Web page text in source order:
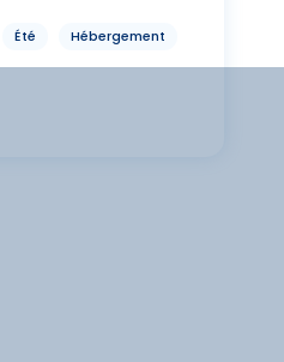
Été Hébergement